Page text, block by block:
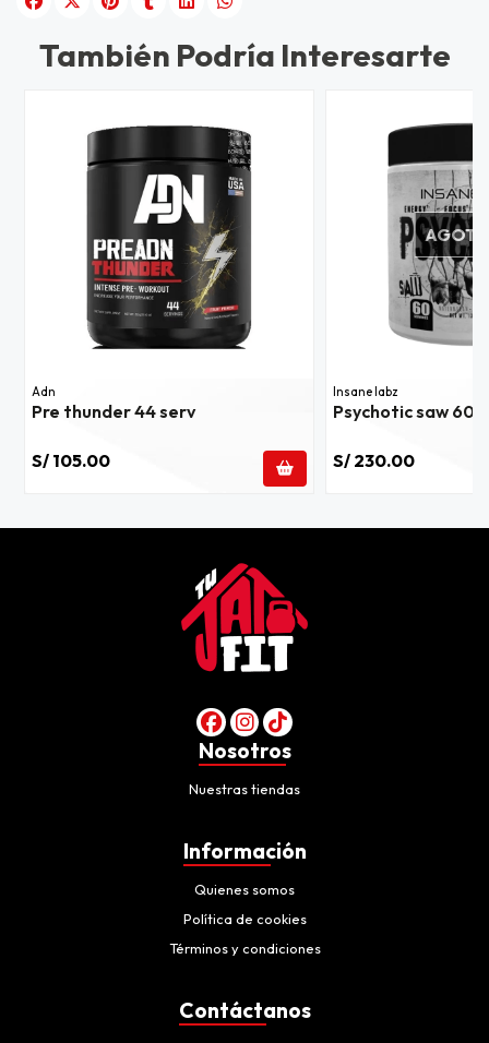
También Podría Interesarte
Adn
Pre thunder 44 serv
S/ 105.00
Insane labz
Psychotic saw
S/ 230.00
Nosotros
Nuestras tiendas
Información
Quienes somos
Política de cookies
Términos y condiciones
Contáctanos